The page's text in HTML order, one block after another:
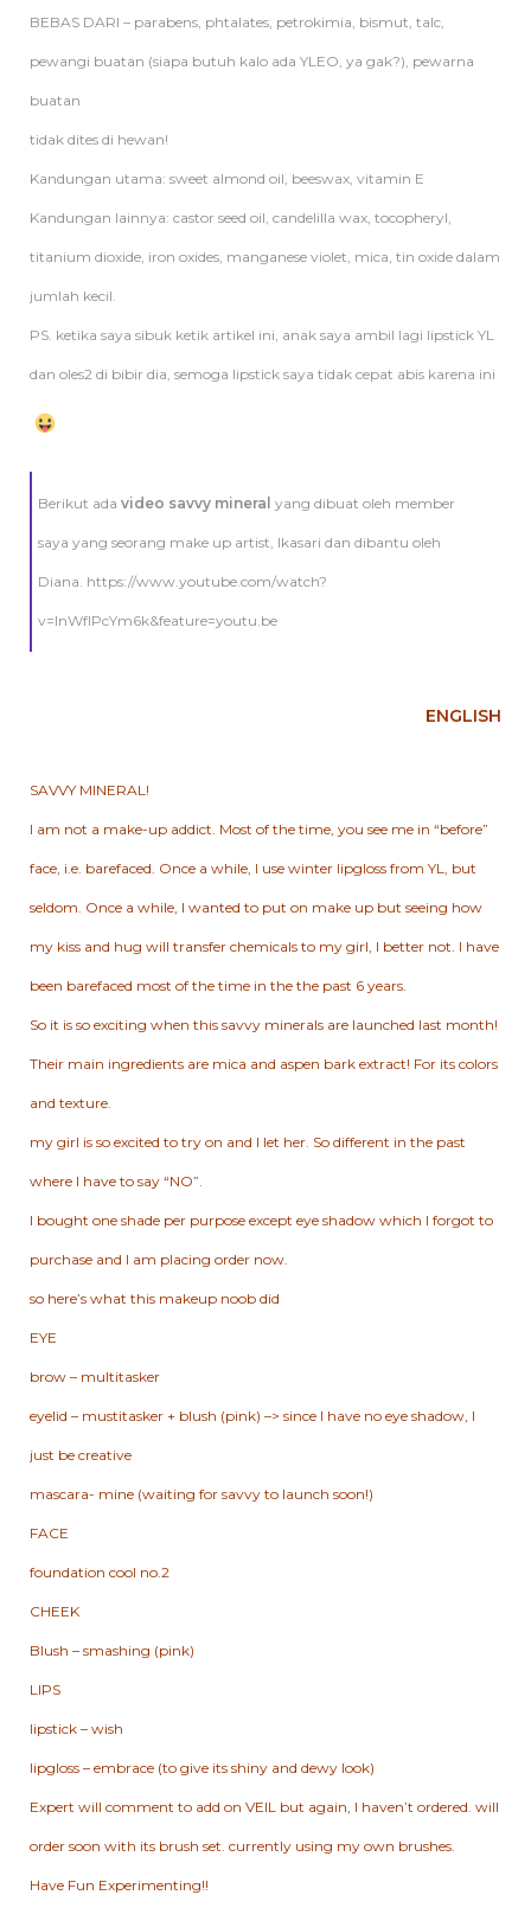
BEBAS DARI – parabens, phtalates, petrokimia, bismut, talc,
pewangi buatan (siapa butuh kalo ada YLEO, ya gak?), pewarna
buatan
tidak dites di hewan!
Kandungan utama: sweet almond oil, beeswax, vitamin E
Kandungan lainnya: castor seed oil, candelilla wax, tocopheryl,
titanium dioxide, iron oxides, manganese violet, mica, tin oxide dalam
jumlah kecil.
PS. ketika saya sibuk ketik artikel ini, anak saya ambil lagi lipstick YL
dan oles2 di bibir dia, semoga lipstick saya tidak cepat abis karena ini
Berikut ada video savvy mineral yang dibuat oleh member
saya yang seorang make up artist, Ikasari dan dibantu oleh
Diana. https://www.youtube.com/watch?
v=lnWfIPcYm6k&feature=youtu.be
ENGLISH
SAVVY MINERAL!
I am not a make-up addict. Most of the time, you see me in “before”
face, i.e. barefaced. Once a while, I use winter lipgloss from YL, but
seldom. Once a while, I wanted to put on make up but seeing how
my kiss and hug will transfer chemicals to my girl, I better not. I have
been barefaced most of the time in the the past 6 years.
So it is so exciting when this savvy minerals are launched last month!
Their main ingredients are mica and aspen bark extract! For its colors
and texture.
my girl is so excited to try on and I let her. So different in the past
where I have to say “NO”.
I bought one shade per purpose except eye shadow which I forgot to
purchase and I am placing order now.
so here’s what this makeup noob did
EYE
brow – multitasker
eyelid – mustitasker + blush (pink) –> since I have no eye shadow, I
just be creative
mascara- mine (waiting for savvy to launch soon!)
FACE
foundation cool no.2
CHEEK
Blush – smashing (pink)
LIPS
lipstick – wish
lipgloss – embrace (to give its shiny and dewy look)
Expert will comment to add on VEIL but again, I haven’t ordered. will
order soon with its brush set. currently using my own brushes.
Have Fun Experimenting!!